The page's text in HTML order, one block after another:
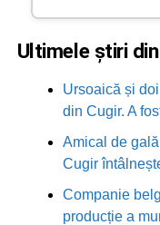
Ultimele știri
Ursoaică și
din Cugir. A
Amical de
Cugir
Companie
producție a